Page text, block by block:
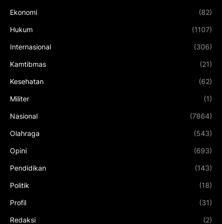
Ekonomi (82)
Hukum (1107)
Internasional (306)
Kamtibmas (21)
Kesehatan (62)
Militer (1)
Nasional (7864)
Olahraga (543)
Opini (693)
Pendidikan (143)
Politik (18)
Profil (31)
Redaksi (2)